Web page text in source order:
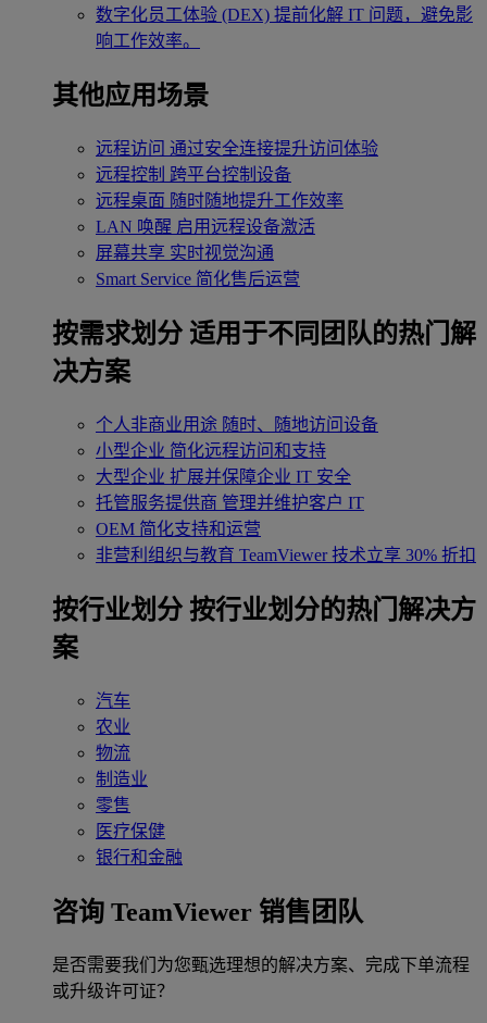
数字化员工体验 (DEX) 提前化解 IT 问题，避免影
响工作效率。
其他应用场景
远程访问 通过安全连接提升访问体验
远程控制 跨平台控制设备
远程桌面 随时随地提升工作效率
LAN 唤醒 启用远程设备激活
屏幕共享 实时视觉沟通
Smart Service 简化售后运营
按需求划分 适用于不同团队的热门解
决方案
个人非商业用途 随时、随地访问设备
小型企业 简化远程访问和支持
大型企业 扩展并保障企业 IT 安全
托管服务提供商 管理并维护客户 IT
OEM 简化支持和运营
非营利组织与教育 TeamViewer 技术立享 30% 折扣
‌按行业划分 按行业划分的热门解决方
案
汽车
农业
物流
制造业
零售
医疗保健
银行和金融
咨询 TeamViewer 销售团队
是否需要我们为您甄选理想的解决方案、完成下单流程
或升级许可证？